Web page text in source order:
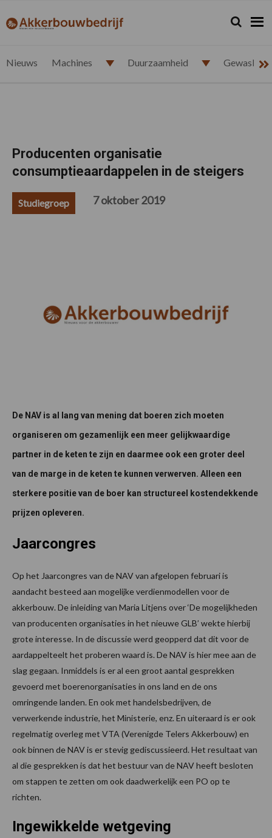
de
de
de
de
akkerbouwbedrijf.nl Zoeken...
Zoek
Nieuws Machines Duurzaamheid
Producenten organisatie
consumptieaardappelen in de steigers
Studiegroep 7 oktober 2019
De NAV is al lang van mening dat boeren zich moeten
organiseren om gezamenlijk een meer gelijkwaardige
partner in de keten te zijn en daarmee ook een groter deel
van de marge in de keten te kunnen verwerven. Alleen een
sterkere positie van de boer kan structureel kostendekkende
prijzen opleveren.
Jaarcongres
Op het Jaarcongres van de NAV van afgelopen februari is
aandacht besteed aan mogelijke verdienmodellen voor de
akkerbouw. De inleiding van Maria Litjens over ‘De mogelijkheden
van producenten organisaties in het nieuwe GLB’ wekte hierbij
grote interesse. In de discussie werd geopperd dat dit voor de
aardappelteelt het proberen waard is. De NAV is hier mee aan de
slag gegaan. Inmiddels is er al een groot aantal gesprekken
gevoerd met boerenorganisaties in ons land en de ons
omringende landen. En ook met handelsbedrijven, de
verwerkende industrie, het Ministerie, enz. En uiteraard is er ook
regelmatig overleg met VTA (Verenigde Telers Akkerbouw) en
ook binnen de NAV is er stevig gediscussieerd. Het resultaat van
al die gesprekken is dat het bestuur van de NAV heeft besloten
om stappen te zetten om ook daadwerkelijk een PO op te
richten.
Ingewikkelde wetgeving